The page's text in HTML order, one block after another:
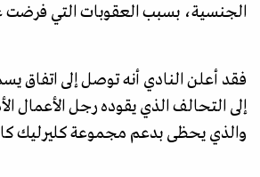
الجنسية، بسبب العقوبات التي فرضت
فقد أعلن النادي أنه توصل إلى اتفاق
إلى التحالف الذي يقوده رجل الأعمال
والذي يحظى بدعم مجموعة كليرليك